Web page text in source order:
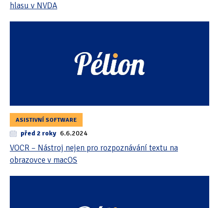
hlasu v NVDA
ASISTIVNÍ SOFTWARE
před 2 roky 6.6.2024
VOCR – Nástroj nejen pro rozpoznávání textu na
obrazovce v macOS